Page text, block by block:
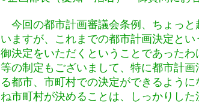
今回の都市計画審議会条例、ちょっと
いますが、これまでの都市計画決定と
御決定をいただくということであった
等の制定もございまして、特に都市計
る都市、市町村での決定ができるよう
ね市町村が決めることは、しっかりし